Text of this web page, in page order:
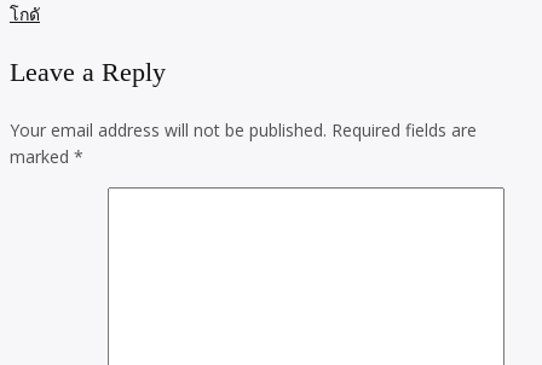
โกดั
Leave a Reply
Your email address will not be published. Required fields are
marked *